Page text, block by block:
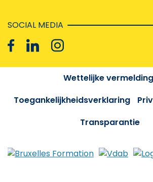
SOCIAL MEDIA
Wettelijke
Toegankelijkheidsverklaring
Transparantie